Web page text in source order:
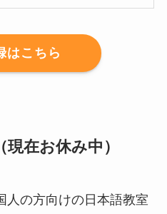
はこちら
現在お休み中）
人の方向けの日本語教室